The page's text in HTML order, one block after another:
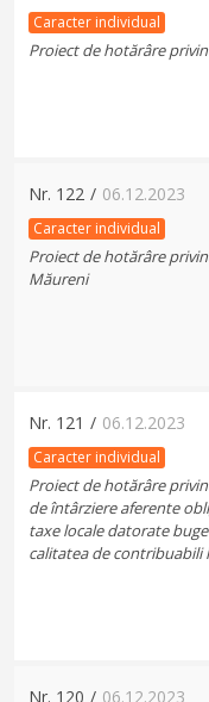
Caracter individual
Proiect de hotărâre
Nr. 122 / 06.12.2023
Caracter individual
Proiect de hotărâre
Măureni
Nr. 121 / 06.12.2023
Caracter individual
Proiect de hotărâre
de întârziere aferente
taxe locale datorate
calitatea de contribuabili
Nr. 120 / 06.12.2023